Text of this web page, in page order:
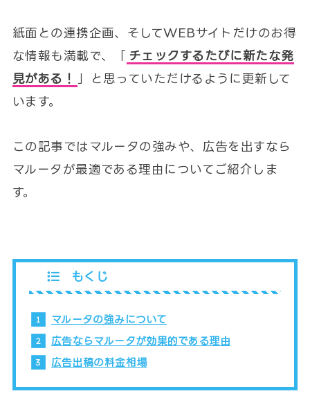
紙面との連携企画、そしてWEBサイトだけのお得
な情報も満載で、「
チェックするたびに新たな発
見がある！
」と思っていただけるように更新して
います。
この記事ではマルータの強みや、広告を出すなら
マルータが最適である理由についてご紹介しま
す。
もくじ
マルータの強みについて
広告ならマルータが効果的である理由
広告出稿の料金相場